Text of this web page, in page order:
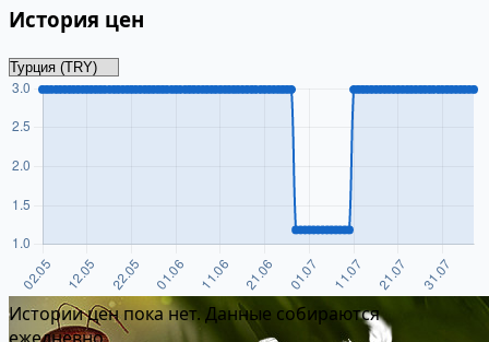
История цен
Истории цен пока нет. Данные собираются